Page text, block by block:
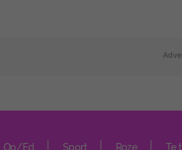
Op/Ed Sport Roze Te